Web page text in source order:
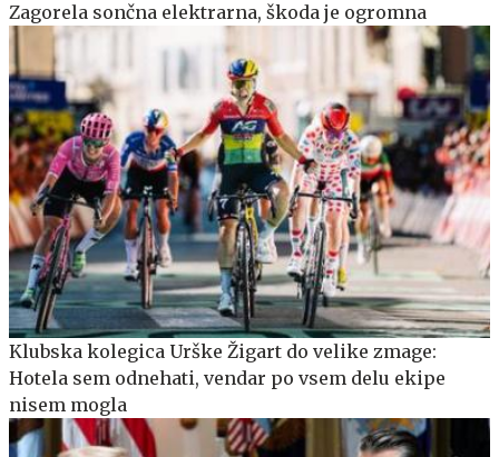
Zagorela sončna elektrarna, škoda je ogromna
Klubska kolegica Urške Žigart do velike zmage:
Hotela sem odnehati, vendar po vsem delu ekipe
nisem mogla